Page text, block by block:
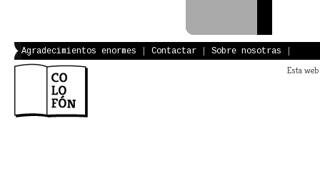
Agradecimientos enormes Contactar Sobre nosotras
Esta